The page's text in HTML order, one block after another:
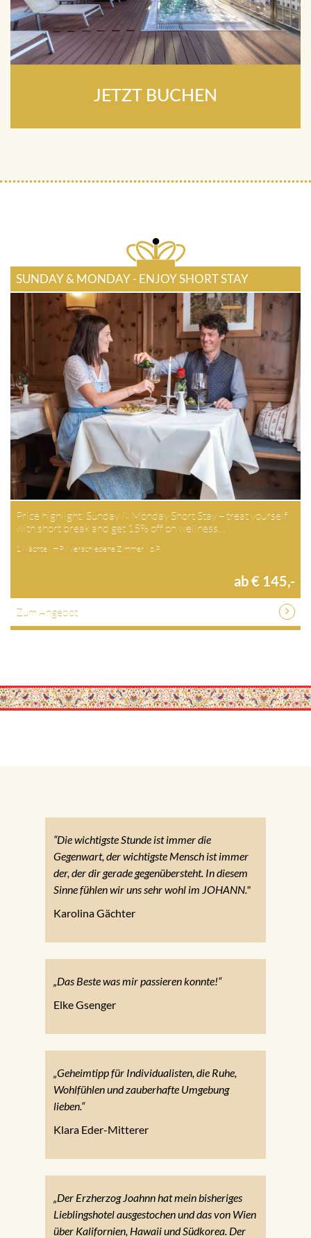
JETZT BUCHEN
SUNDAY & MONDAY - ENJOY SHORT STAY
Price highlight: Sunday & Monday Short Stay – treat yourself
with short break and get 15% off on wellness…
1 Nächte / HP / verschiedene Zimmer / p.P.
ab € 145,-
Zum Angebot
“Die wichtigste Stunde ist immer die
Gegenwart, der wichtigste Mensch ist immer
der, der dir gerade gegenübersteht. In diesem
Sinne fühlen wir uns sehr wohl im JOHANN."
Karolina Gächter
„Das Beste was mir passieren konnte!“
Elke Gsenger
„Geheimtipp für Individualisten, die Ruhe,
Wohlfühlen und zauberhafte Umgebung
lieben.“
Klara Eder-Mitterer
„Der Erzherzog Joahnn hat mein bisheriges
Lieblingshotel ausgestochen und das von Wien
über Kalifornien, Hawaii und Südkorea. Der